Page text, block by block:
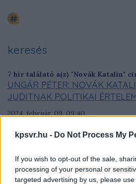
kpsvr.hu - Do Not Process My
If you wish to opt-out of the sale,
processing of your personal or
targeted advertising by us, please
keresés
7 hír találató a(z) "Novák Katalin"
UNGÁR PÉTER: NOVÁK
JUDITNAK POLITIKAI
2024. február. 09. 09:40
Az LMP társelnöke Facebook-
bejelentésére.
ÁLDOZATAIT, DE
BŰNCSELEKMÉNYT